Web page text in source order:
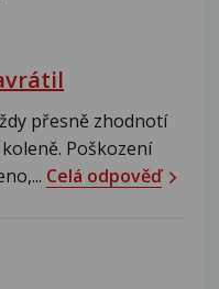
přesně zhodnotí
Poškození
Celá odpověď